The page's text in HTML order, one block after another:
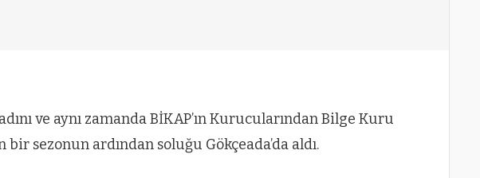
ve aynı zamanda BİKAP’ın Kurucularından Bilge Kuru
bir sezonun ardından soluğu Gökçeada’da aldı.